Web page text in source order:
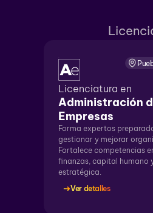
Licenciatura en
Administración
Empresas
Forma expertos
gestionar y mejorar
Fortalece competencias
finanzas, capital humano
estratégica.
Ver detalles